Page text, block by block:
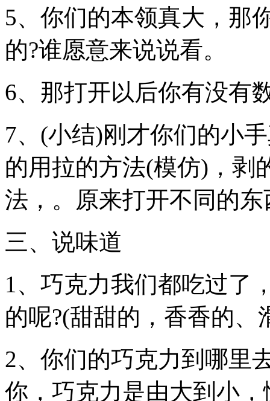
5、你们的本领真大，那
的?谁愿意来说说看。
6、那打开以后你有没有
7、(小结)刚才你们的小
的用拉的方法(模仿)，剥
法，。原来打开不同的
三、说味道
1、巧克力我们都吃过了
的呢?(甜甜的，香香的
2、你们的巧克力到哪里
你，巧克力是由大到小